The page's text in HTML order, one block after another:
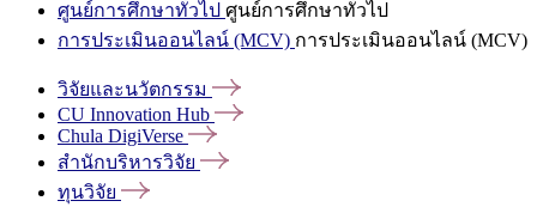
ศูนย์การศึกษาทั่วไป ศูนย์การศึกษาทั่วไป
การประเมินออนไลน์ (MCV) การประเมินออนไลน์ (MCV)
วิจัยและนวัตกรรม
CU Innovation Hub
Chula DigiVerse
สำนักบริหารวิจัย
ทุนวิจัย